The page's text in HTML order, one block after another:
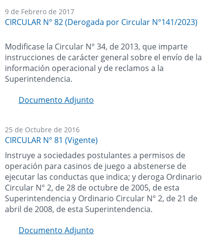
9 de Febrero de 2017
CIRCULAR N° 82 (Derogada por Circular N°141/2023)
Modificase la Circular N° 34, de 2013, que imparte
instrucciones de carácter general sobre el envío de la
información operacional y de reclamos a la
Superintendencia.
Documento Adjunto
25 de Octubre de 2016
CIRCULAR N° 81 (Vigente)
Instruye a sociedades postulantes a permisos de
operación para casinos de juego a abstenerse de
ejecutar las conductas que indica; y deroga Ordinario
Circular N° 2, de 28 de octubre de 2005, de esta
Superintendencia y Ordinario Circular N° 2, de 21 de
abril de 2008, de esta Superintendencia.
Documento Adjunto